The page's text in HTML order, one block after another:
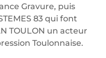
Gravure, puis
83 qui font
TOULON un acteur
Toulonnaise.